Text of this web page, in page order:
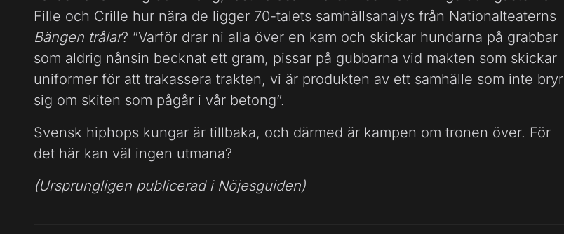
Fille och Crille hur nära de ligger 70-talets samhällsanalys från Nationalteaterns
Bängen trålar? ”Varför drar ni alla över en kam och skickar hundarna på grabbar
som aldrig nånsin becknat ett gram, pissar på gubbarna vid makten som skickar
uniformer för att trakassera trakten, vi är produkten av ett samhälle som inte bryr
sig om skiten som pågår i vår betong”.
Svensk hiphops kungar är tillbaka, och därmed är kampen om tronen över. För
det här kan väl ingen utmana?
(Ursprungligen publicerad i Nöjesguiden)